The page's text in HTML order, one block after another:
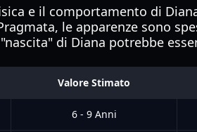
e il comportamento di
le apparenze sono
di Diana potrebbe
Valore Stimato
6 - 9 Anni